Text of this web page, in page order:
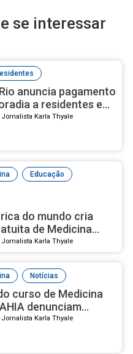
se interessar
anuncia pagamento
a residentes em
Jornalista Karla Thyale
, Educação
do mundo cria
de Medicina
nos EUA
Jornalista Karla Thyale
, Notícias
curso de Medicina
denunciam
e reprovações
Jornalista Karla Thyale